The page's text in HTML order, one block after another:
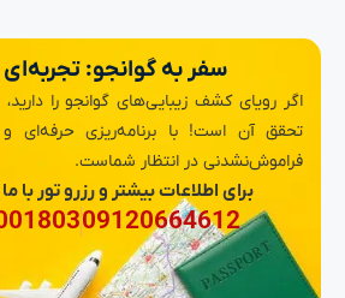
سفر به گوانجو:
اگر رویای کشف زیبایی‌های گوانجو را دارید،
تحقق آن است! با برنامه‌ریزی حرفه‌ای
فراموش‌نشدنی در انتظار شماست.
برای اطلاعات بیشتر و رزرو تور با
09120664612